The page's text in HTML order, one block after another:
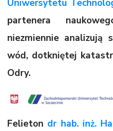
Uniwersytetu
partenera
niezmiennie analizują
wód, dotkniętej
Odry.
Felieton dr hab. inż.